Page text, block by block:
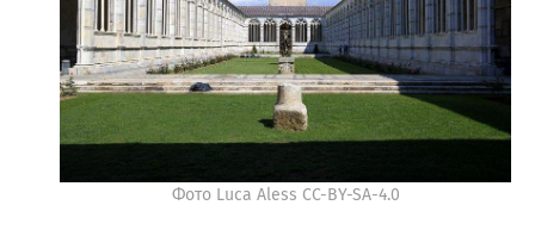
Фото Luca Aless CC-BY-SA-4.0